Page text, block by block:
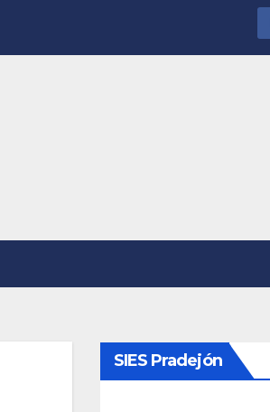
SIES Pradejón